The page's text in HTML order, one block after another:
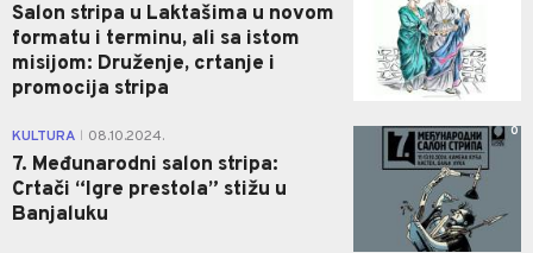
Salon stripa u Laktašima u novom
formatu i terminu, ali sa istom
misijom: Druženje, crtanje i
promocija stripa
KULTURA 08.10.2024.
7. Međunarodni salon stripa:
Crtači “Igre prestola” stižu u
Banjaluku
0